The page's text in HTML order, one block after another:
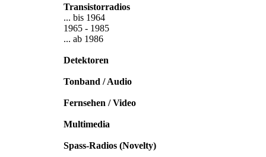
Transistorradios
... bis 1964
1965 - 1985
... ab 1986
Detektoren
Tonband / Audio
Fernsehen / Video
Multimedia
Spass-Radios (Novelty)